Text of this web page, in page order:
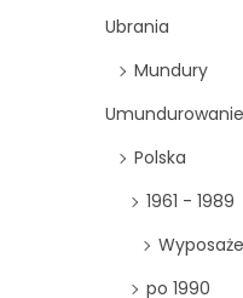
Ubrania
Mundury
Polska
1961 - 1989
po 1990